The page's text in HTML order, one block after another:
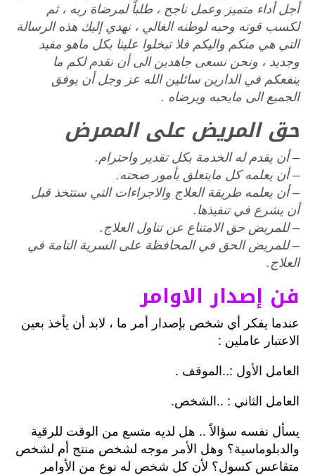
أجل أداء متميز وعمل ناجح ، طلباً لمرضاة ربه ، ثم
لكسب قوته وحبه لوطنه الغالي ، نهدي إليك هذه الرسالة
التي هي منكم واليكم فلا تبخلوا علينا بكل ماهو مفيد
وجديد ، ونحن نسعى جاهدين الى أن نقدم لكم ما
ينفعكم في الدارين سائلين الله عز وجل أن يوفق
الجميع الى مايحبه ويرضاه .
حق المريض على الممرض
– أن يقدم له الخدمة بكل تقدير واحترام.
– أن يعلمه كل مايتعلق بأمور صحته.
– أن يعلمه طريقة العلاج والاجراءات التي ستتخذ قبل
أن يشرع في تنفيذها.
– للمريض حق الامتناع عن تناول العلاج.
– للمريض الحق في المحافظة على السرية التامة في
العلاج.
فن إصدار الاوامر
عندما يفكر أي شخص بإصدار أمر ما ، لابد أن يأخذ بعين
الاعتبار عاملين :
العامل الأول :..الموقف .
العامل الثاني : ..الشخص.
يسأل نفسه سؤالاً .. هل لديه متسع من الوقت للرقية
والدبلوماسية؟ وهل الأمر موجه لشخص منتج أم لشخص
متقاعس كسول؟ لأن كل شخص له نوع من الأوامر